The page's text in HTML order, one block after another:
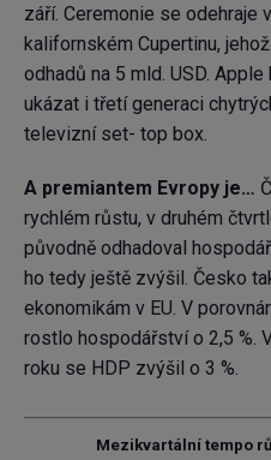
září. Ceremonie se odehraje
kalifornském Cupertinu,
odhadů na 5 mld. USD.
ukázat i třetí generaci
televizní set- top box.
A premiantem Evropy je…
rychlém růstu, v druhém
původně odhadoval
ho tedy ještě zvýšil. Česko
ekonomikám v EU. V
rostlo hospodářství o 2,5 %.
roku se HDP zvýšil o 3 %.
Mezikvartální tempo